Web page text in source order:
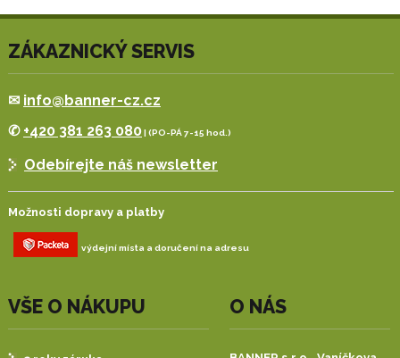
ZÁKAZNICKÝ SERVIS
✉ info@banner-cz.cz
✆ +420 381 263 080| (PO-PÁ 7-15 hod.)
Odebírejte náš newsletter
Možnosti dopravy a platby
výdejní místa a doručení na adresu
VŠE O NÁKUPU O NÁS